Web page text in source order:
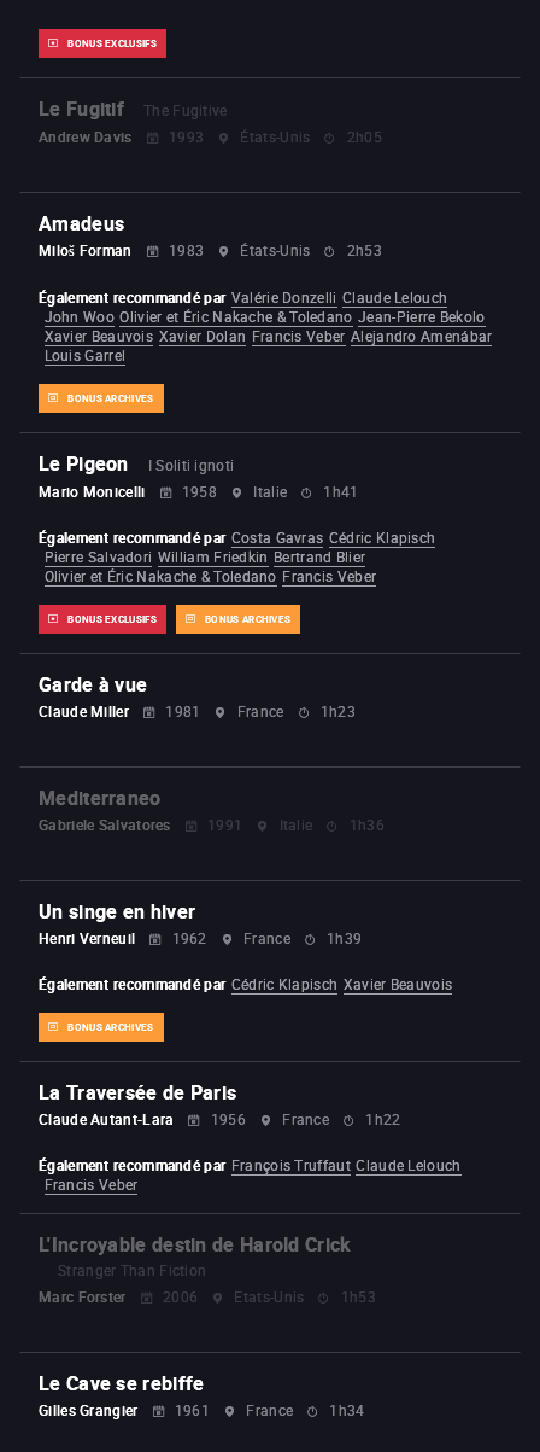
BONUS EXCLUSIFS
Le Fugitif
The Fugitive
Andrew Davis
1993 États-Unis 2h05
Amadeus
Miloš Forman 1983 États-Unis 2h53
BONUS ARCHIVES
Également recommandé par Valérie Donzelli Claude Lelouch
John Woo Olivier et Éric Nakache & Toledano Jean-Pierre Bekolo
Xavier Beauvois Xavier Dolan Francis Veber Alejandro Amenábar
Louis Garrel
Le Pigeon
I Soliti ignoti
Mario Monicelli
1958 Italie 1h41
BONUS EXCLUSIFS BONUS ARCHIVES
Également recommandé par Costa Gavras Cédric Klapisch
Pierre Salvadori William Friedkin Bertrand Blier
Olivier et Éric Nakache & Toledano Francis Veber
Garde à vue
Claude Miller 1981 France 1h23
Mediterraneo
Gabriele Salvatores 1991 Italie 1h36
Un singe en hiver
Henri Verneuil 1962 France 1h39
BONUS ARCHIVES
Également recommandé par Cédric Klapisch Xavier Beauvois
La Traversée de Paris
Claude Autant-Lara 1956 France 1h22
Également recommandé par François Truffaut Claude Lelouch
Francis Veber
L'Incroyable destin de Harold Crick
Stranger Than Fiction
Marc Forster
2006 Etats-Unis 1h53
Le Cave se rebiffe
Gilles Grangier 1961 France 1h34